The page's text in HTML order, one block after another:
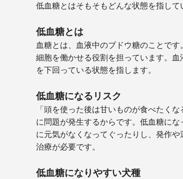
低血糖とはそもそもどんな状態を指し
低血糖とは
血糖とは、血液中のブドウ糖のことで
細胞を働かせる役割を担っています。
を下回っている状態を指します。
低血糖になるリスク
「頭を使った後は甘いものが食べたく
に問題が発生するからです。低血糖に
に元気がなくなってぐったりし、発作
治療が必要です。
低血糖になりやすい犬種